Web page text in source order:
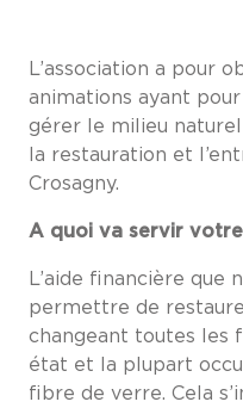
L’association a pour
animations ayant
gérer le milieu
la restauration et
Crosagny.
A quoi va servir
L’aide financière que
permettre de
changeant toutes les
état et la plupart
fibre de verre. Cela